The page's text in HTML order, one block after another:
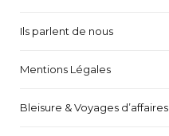
Ils parlent de nous
Mentions Légales
Bleisure & Voyages d’affaires